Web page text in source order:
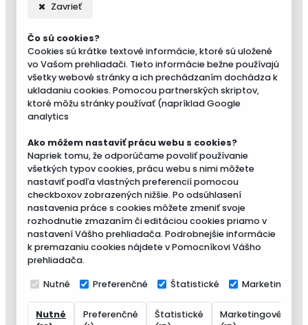
Zavrieť
Čo sú cookies?
Cookies sú krátke textové informácie, ktoré sú uložené
vo Vašom prehliadači. Tieto informácie bežne používajú
všetky webové stránky a ich prechádzaním dochádza k
ukladaniu cookies. Pomocou partnerských skriptov,
ktoré môžu stránky používať (napríklad Google
analytics
Ako môžem nastaviť prácu webu s cookies?
Napriek tomu, že odporúčame povoliť používanie
všetkých typov cookies, prácu webu s nimi môžete
nastaviť podľa vlastných preferencií pomocou
checkboxov zobrazených nižšie. Po odsúhlasení
nastavenia práce s cookies môžete zmeniť svoje
rozhodnutie zmazaním či editáciou cookies priamo v
nastavení Vášho prehliadača. Podrobnejšie informácie
k premazaniu cookies nájdete v Pomocníkovi Vášho
prehliadača.
Nutné Preferenčné Štatistické Marketingové
Nutné
Preferenčné
Štatistické
Marketingové